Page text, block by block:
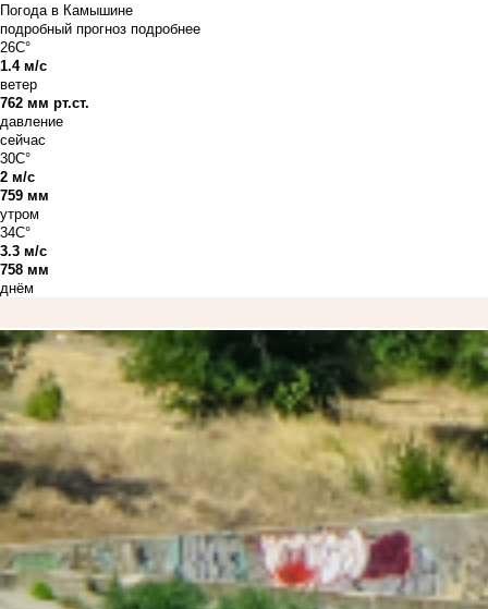
Погода в Камышине
подробный прогноз подробнее
26C°
1.4 м/с
ветер
762 мм рт.ст.
давление
сейчас
30C°
2 м/с
759 мм
утром
34C°
3.3 м/с
758 мм
днём